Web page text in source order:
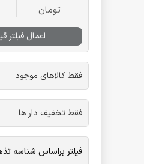
تومان
اعمال فیلتر
فقط کالاهای موجود
فقط تخفیف دار ها
فیلتر براساس شناسه